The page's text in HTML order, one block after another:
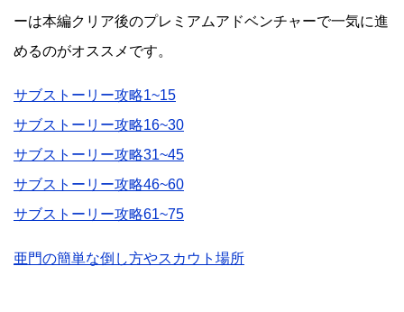
ーは本編クリア後のプレミアムアドベンチャーで一気に進
めるのがオススメです。
サブストーリー攻略1~15
サブストーリー攻略16~30
サブストーリー攻略31~45
サブストーリー攻略46~60
サブストーリー攻略61~75
亜門の簡単な倒し方やスカウト場所